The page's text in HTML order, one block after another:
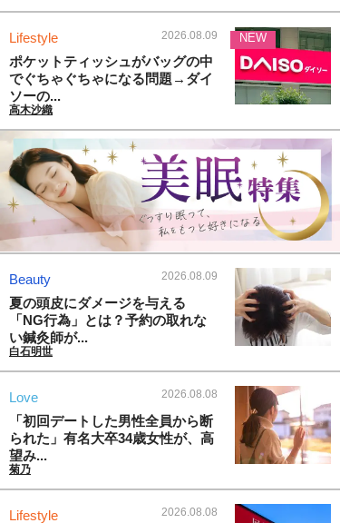
Lifestyle 2026.08.09
ポケットティッシュがバッグの中
でぐちゃぐちゃになる問題→ダイ
ソーの...
高木沙織
NEW
Beauty 2026.08.09
夏の頭皮にダメージを与える
「NG行為」とは？予約の取れな
い鍼灸師が...
白石明世
Love 2026.08.08
「初回デートした男性全員から断
られた」有名大卒34歳女性が、高
望み...
菊乃
Lifestyle 2026.08.08